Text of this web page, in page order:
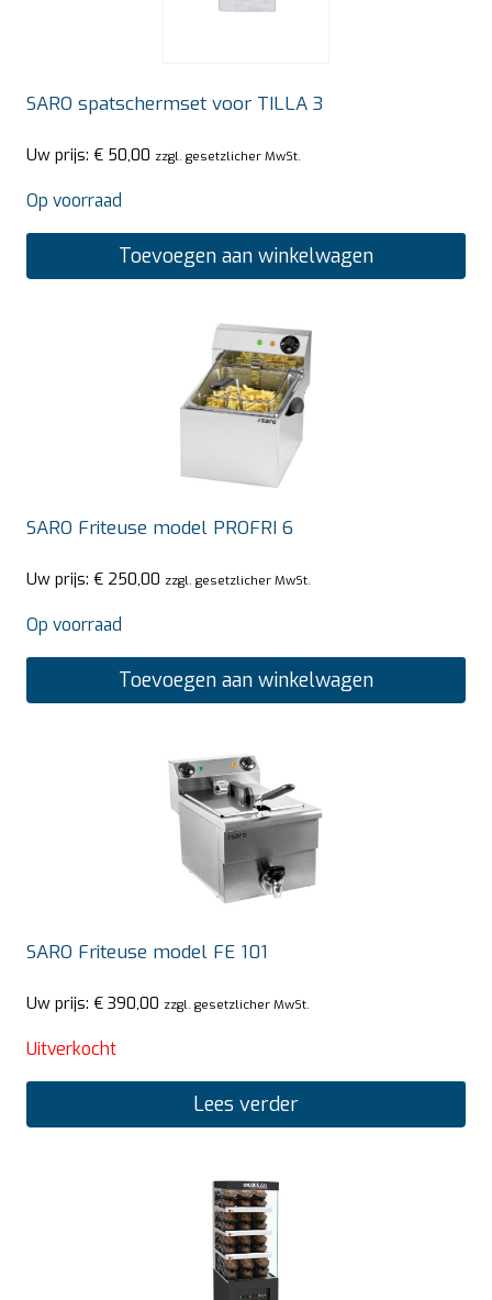
SARO spatschermset voor TILLA 3
Uw prijs: € 50,00 zzgl. gesetzlicher MwSt.
Op voorraad
Toevoegen aan winkelwagen
SARO Friteuse model PROFRI 6
Uw prijs: € 250,00 zzgl. gesetzlicher MwSt.
Op voorraad
Toevoegen aan winkelwagen
SARO Friteuse model FE 101
Uw prijs: € 390,00 zzgl. gesetzlicher MwSt.
Uitverkocht
Lees verder